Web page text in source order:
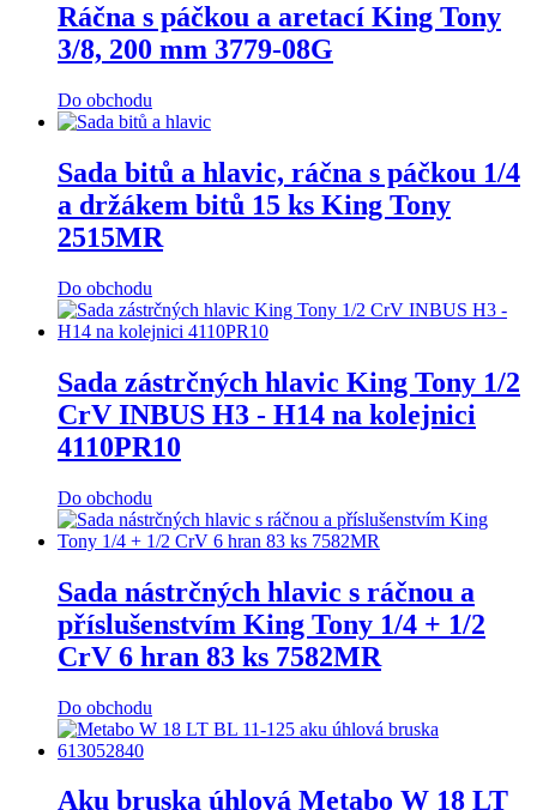
Ráčna s páčkou a aretací King Tony
3/8, 200 mm 3779-08G
Do obchodu
Sada bitů a hlavic, ráčna s páčkou 1/4
a držákem bitů 15 ks King Tony
2515MR
Do obchodu
Sada zástrčných hlavic King Tony 1/2
CrV INBUS H3 - H14 na kolejnici
4110PR10
Do obchodu
Sada nástrčných hlavic s ráčnou a
příslušenstvím King Tony 1/4 + 1/2
CrV 6 hran 83 ks 7582MR
Do obchodu
Aku bruska úhlová Metabo W 18 LT